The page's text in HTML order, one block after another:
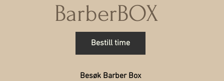
BarberBOX
Bestill time
Besøk Barber Box